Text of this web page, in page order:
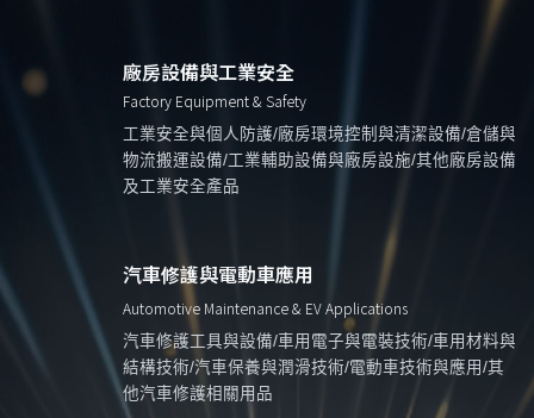
廠房設備與工業安全
Factory Equipment & Safety
工業安全與個人防護/廠房環境控制與清潔設備/倉儲與
物流搬運設備/工業輔助設備與廠房設施/其他廠房設備
及工業安全產品
汽車修護與電動車應用
Automotive Maintenance & EV Applications
汽車修護工具與設備/車用電子與電裝技術/車用材料與
結構技術/汽車保養與潤滑技術/電動車技術與應用/其
他汽車修護相關用品